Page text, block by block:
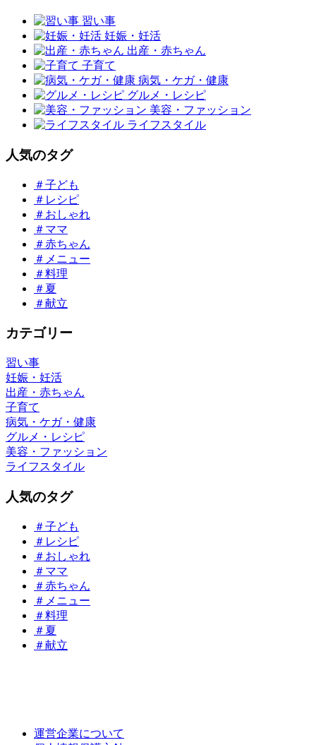
習い事
妊娠・妊活
出産・赤ちゃん
子育て
病気・ケガ・健康
グルメ・レシピ
美容・ファッション
ライフスタイル
人気のタグ
＃子ども
＃レシピ
＃おしゃれ
＃ママ
＃赤ちゃん
＃メニュー
＃料理
＃夏
＃献立
カテゴリー
習い事
妊娠・妊活
出産・赤ちゃん
子育て
病気・ケガ・健康
グルメ・レシピ
美容・ファッション
ライフスタイル
人気のタグ
＃子ども
＃レシピ
＃おしゃれ
＃ママ
＃赤ちゃん
＃メニュー
＃料理
＃夏
＃献立
運営企業について